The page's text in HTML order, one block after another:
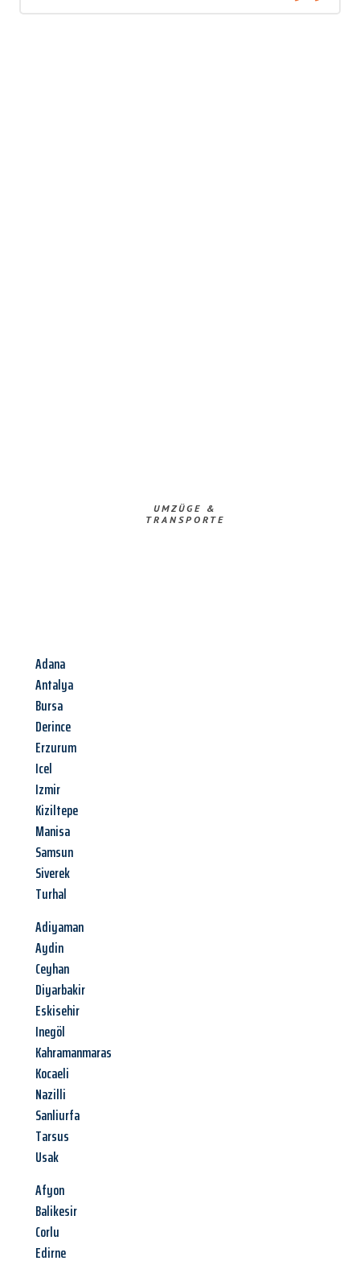
UMZÜGE &
TRANSPORTE
Adana
Antalya
Bursa
Derince
Erzurum
Icel
Izmir
Kiziltepe
Manisa
Samsun
Siverek
Turhal
Adiyaman
Aydin
Ceyhan
Diyarbakir
Eskisehir
Inegöl
Kahramanmaras
Kocaeli
Nazilli
Sanliurfa
Tarsus
Usak
Afyon
Balikesir
Corlu
Edirne